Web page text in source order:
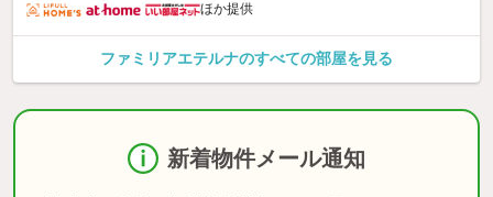
ほか提供
ファミリアエテルナのすべての部屋を見る
新着物件メール通知